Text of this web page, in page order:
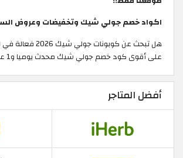
اكواد خصم جولي شيك وتخفيضات وعروض
هل تبحث عن كوبونات
على أقوى كود خصم جولي شيك محدث يوميا و1 عروض وخصومات.
أفضل المتاجر